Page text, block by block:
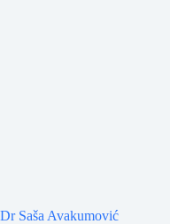
Dr Saša Avakumović